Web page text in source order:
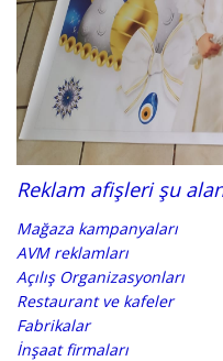
Reklam afişleri şu
Mağaza kampanyaları
AVM reklamları
Açılış Organizasyonları
Restaurant ve kafeler
Fabrikalar
İnşaat firmaları